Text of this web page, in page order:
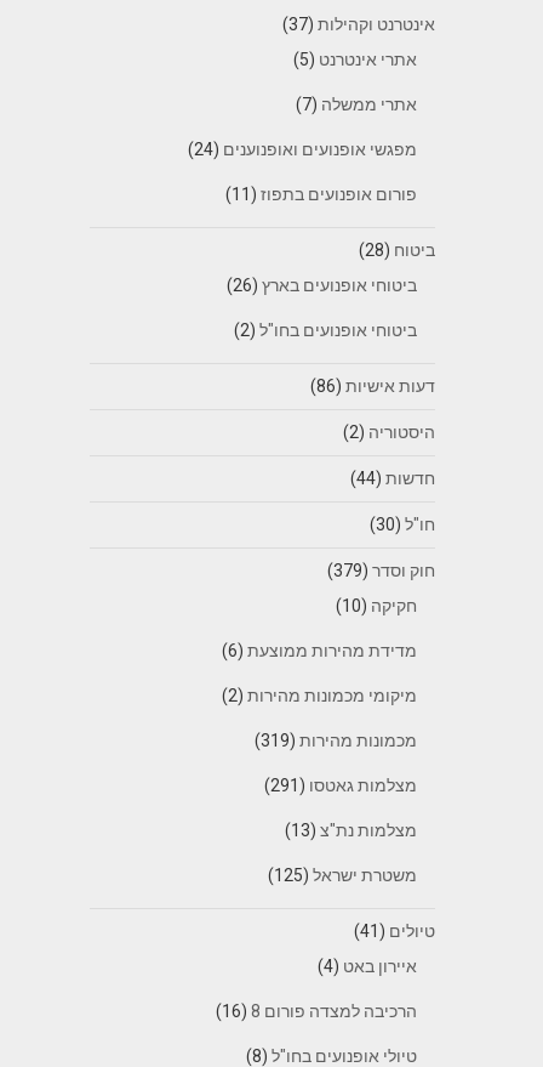
אינטרנט וקהילות(37)
אתרי אינטרנט (5)
אתרי ממשלה (7)
מפגשי אופנועים ואופנוענים (24)
פורום אופנועים בתפוז(11)
ביטוח (28)
ביטוחי אופנועים בארץ(26)
ביטוחי אופנועים בחו"ל(2)
דעות אישיות(86)
היסטוריה (2)
חדשות(44)
חו"ל(30)
חוק וסדר(379)
חקיקה (10)
מדידת מהירות ממוצעת(6)
מיקומי מכמונות מהירות(2)
מכמונות מהירות(319)
מצלמות גאטסו (291)
מצלמות נת"צ(13)
משטרת ישראל(125)
טיולים (41)
איירון באט (4)
הרכיבה למצדה פורום 8 (16)
טיולי אופנועים בחו"ל(8)